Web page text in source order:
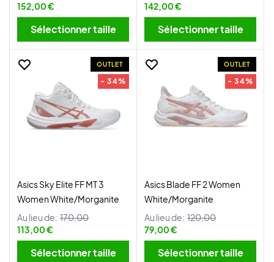
152,00 €
Sélectionner taille
142,00 €
Sélectionner taille
OUTLET
- 34%
Asics Sky Elite FF MT 3
Women White/Morganite
Au lieu de: 170,00
113,00 €
Sélectionner taille
OUTLET
- 34%
Asics Blade FF 2 Women
White/Morganite
Au lieu de: 120,00
79,00 €
Sélectionner taille